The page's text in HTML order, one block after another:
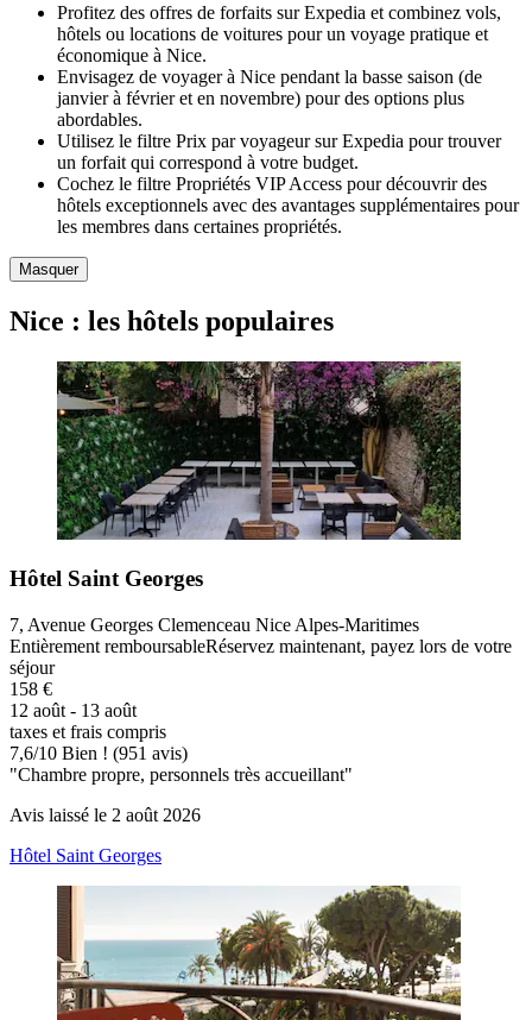
Profitez des offres de forfaits sur Expedia et combinez vols,
hôtels ou locations de voitures pour un voyage pratique et
économique à Nice.
Envisagez de voyager à Nice pendant la basse saison (de
janvier à février et en novembre) pour des options plus
abordables.
Utilisez le filtre Prix par voyageur sur Expedia pour trouver
un forfait qui correspond à votre budget.
Cochez le filtre Propriétés VIP Access pour découvrir des
hôtels exceptionnels avec des avantages supplémentaires pour
les membres dans certaines propriétés.
Masquer
Nice : les hôtels populaires
Hôtel Saint Georges
7, Avenue Georges Clemenceau Nice Alpes-Maritimes
Entièrement remboursableRéservez maintenant, payez lors de votre
séjour
158 €
12 août - 13 août
taxes et frais compris
7,6/10 Bien ! (951 avis)
"Chambre propre, personnels très accueillant"
Avis laissé le 2 août 2026
Hôtel Saint Georges